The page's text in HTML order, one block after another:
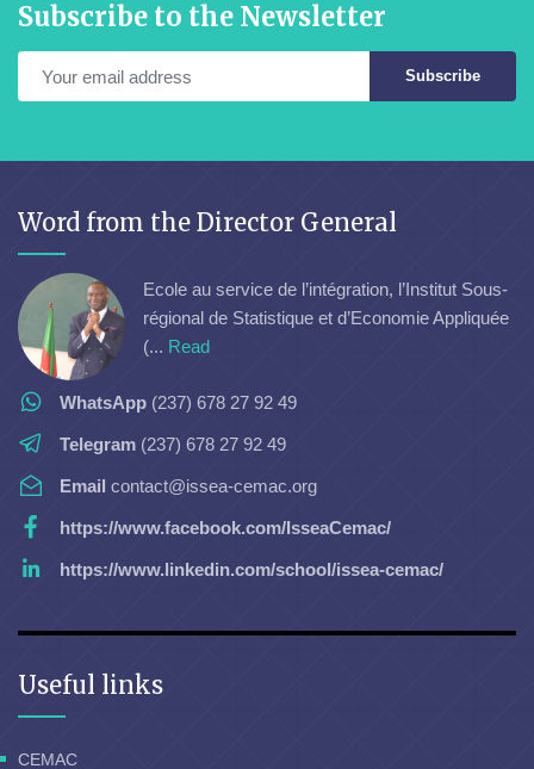
Subscribe to the Newsletter
Subscribe
Word from the Director General
Ecole au service de l’intégration, l’Institut Sous-
régional de Statistique et d’Economie Appliquée
(... Read
WhatsApp (237) 678 27 92 49
Telegram (237) 678 27 92 49
Email contact@issea-cemac.org
https://www.facebook.com/IsseaCemac/
https://www.linkedin.com/school/issea-cemac/
Useful links
CEMAC